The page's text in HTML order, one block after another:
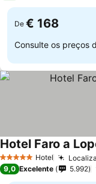
De € 168
Consulte os preços
5 Estrelas Hotel
Hotel Faro a
9,0 Excelente 5.992